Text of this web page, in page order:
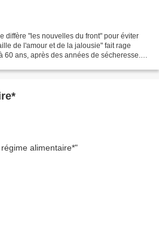
diffère "les nouvelles du front" pour éviter
de l'amour et de la jalousie" fait rage
ans, après des années de sécheresse.